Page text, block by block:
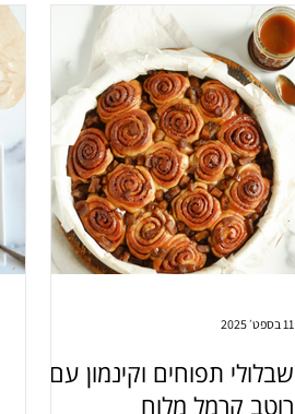
שבלולי תפוחים וקינמון עם
רוטב קרמל מלוח
11 בספט׳ 2025